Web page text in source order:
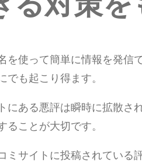
を使って簡単に情報を発信
でも起こり得ます。
にある悪評は瞬時に拡散さ
ることが大切です。
ミサイトに投稿されている